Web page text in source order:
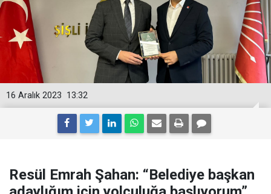
13:32
16 Aralık 2023
Resül Emrah Şahan: “Belediye başkan